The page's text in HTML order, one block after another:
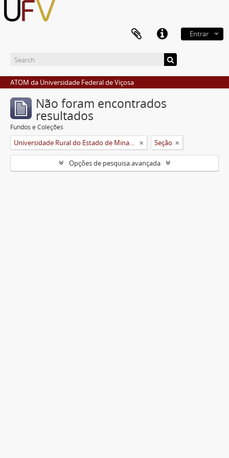
Entrar
ATOM da Universidade Federal de Viçosa
Não foram encontrados
resultados
Fundos e Coleções
Universidade Rural do Estado de Minas Gerais (Uremg) Seção
Opções de pesquisa avançada